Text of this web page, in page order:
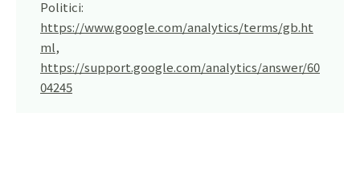
Politici:
https://www.google.com/analytics/terms/gb.ht
ml,
https://support.google.com/analytics/answer/60
04245